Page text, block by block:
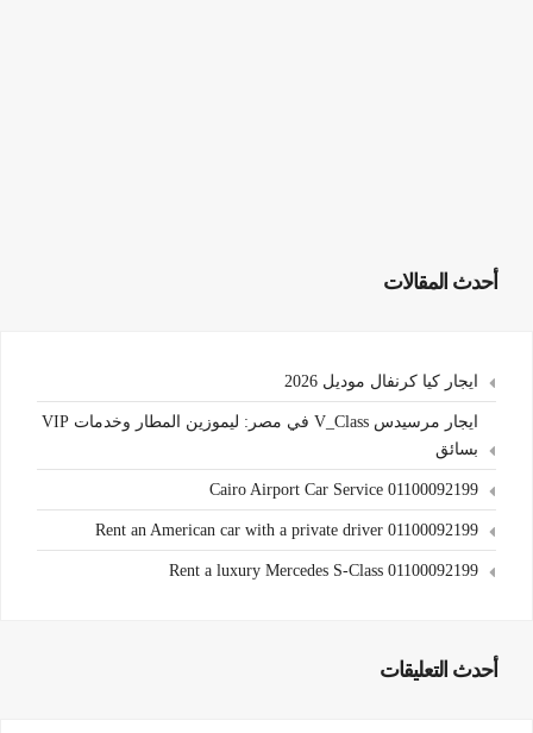
أحدث المقالات
ايجار كيا كرنفال موديل 2026
ايجار مرسيدس V_Class في مصر: ليموزين المطار وخدمات VIP
بسائق
Cairo Airport Car Service 01100092199
Rent an American car with a private driver 01100092199
Rent a luxury Mercedes S-Class 01100092199
أحدث التعليقات